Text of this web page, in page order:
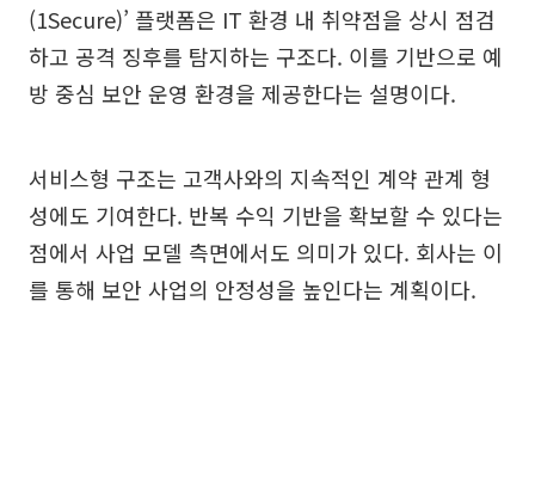
(1Secure)’ 플랫폼은 IT 환경 내 취약점을 상시 점검
하고 공격 징후를 탐지하는 구조다. 이를 기반으로 예
방 중심 보안 운영 환경을 제공한다는 설명이다.
서비스형 구조는 고객사와의 지속적인 계약 관계 형
성에도 기여한다. 반복 수익 기반을 확보할 수 있다는
점에서 사업 모델 측면에서도 의미가 있다. 회사는 이
를 통해 보안 사업의 안정성을 높인다는 계획이다.